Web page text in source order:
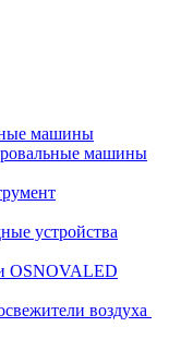
машины
машины
устройства
OSNOVALED
воздуха